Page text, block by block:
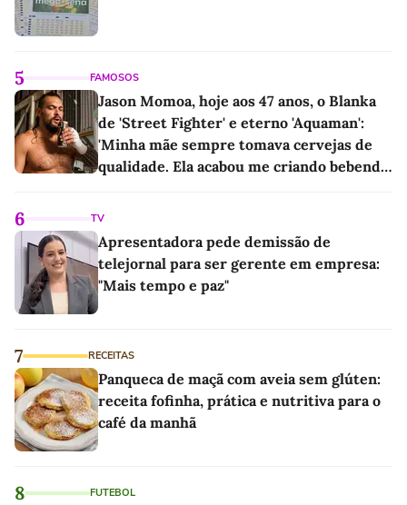
5 FAMOSOS
Jason Momoa, hoje aos 47 anos, o Blanka
de 'Street Fighter' e eterno 'Aquaman':
'Minha mãe sempre tomava cervejas de
qualidade. Ela acabou me criando bebendo
6 TV
Apresentadora pede demissão de
telejornal para ser gerente em empresa:
"Mais tempo e paz"
7 RECEITAS
Panqueca de maçã com aveia sem glúten:
receita fofinha, prática e nutritiva para o
café da manhã
8 FUTEBOL